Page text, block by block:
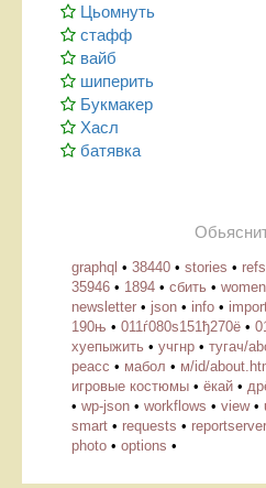
Цьомнуть
стафф
вайб
шиперить
Букмакер
Хасл
батявка
graphql • 38440 • stories • refs
35946 • 1894 • сбить •
newsletter • json • info •
190њ • 011ѓ080ѕ151ђ270ё •
хуепыжить • учгнр • тугач/
реасс • мабол • м/id/
игровые костюмы • ёкай •
• wp-json • workflows • view•
smart • requests • reportserver
photo • options •